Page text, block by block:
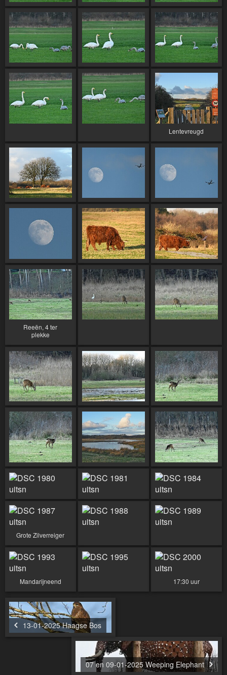
Lentevreugd
Reeën, 4 ter
plekke
Grote Zilverreiger
Mandarijneend 17:30 uur
13-01-2025 Haagse Bos
07 en 09-01-2025 Weeping Elephant